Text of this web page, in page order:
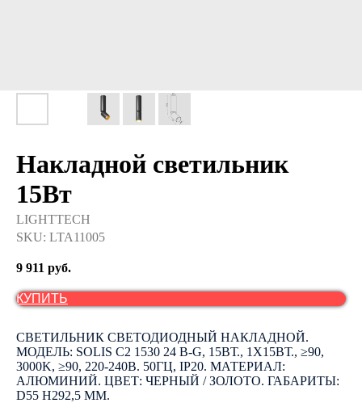
Накладной светильник
15Вт
LIGHTTECH
SKU: LTA11005
9 911 руб.
КУПИТЬ
СВЕТИЛЬНИК СВЕТОДИОДНЫЙ НАКЛАДНОЙ.
МОДЕЛЬ: SOLIS C2 1530 24 B-G, 15ВТ., 1Х15ВТ., ≥90,
3000K, ≥90, 220-240В. 50ГЦ, IP20. МАТЕРИАЛ:
АЛЮМИНИЙ. ЦВЕТ: ЧЕРНЫЙ / ЗОЛОТО. ГАБАРИТЫ:
D55 H292,5 ММ.